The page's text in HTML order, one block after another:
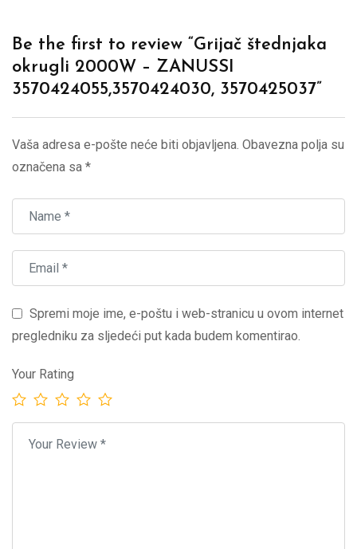
Be the first to review “Grijač štednjaka
okrugli 2000W – ZANUSSI
3570424055,3570424030, 3570425037”
Vaša adresa e-pošte neće biti objavljena. Obavezna polja su
označena sa *
Spremi moje ime, e-poštu i web-stranicu u ovom internet
pregledniku za sljedeći put kada budem komentirao.
Your Rating